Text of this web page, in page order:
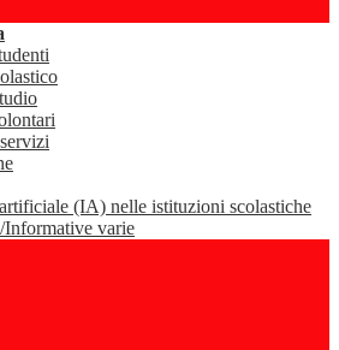
(IA) nelle istituzioni scolastiche
varie